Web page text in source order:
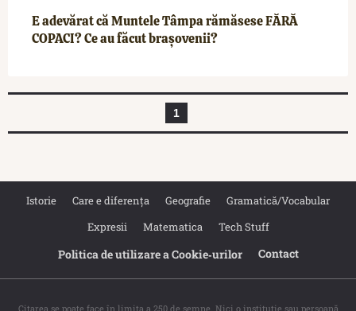
E adevărat că Muntele Tâmpa rămăsese FĂRĂ
COPACI? Ce au făcut brașovenii?
1
Istorie Care e diferența Geografie
Gramatică/Vocabular
Expresii
Matematica Tech Stuff
Politica de utilizare a Cookie‐urilor Contact
Citarea se poate face în limita a 250 de semne. Nici o instituţie sau persoană